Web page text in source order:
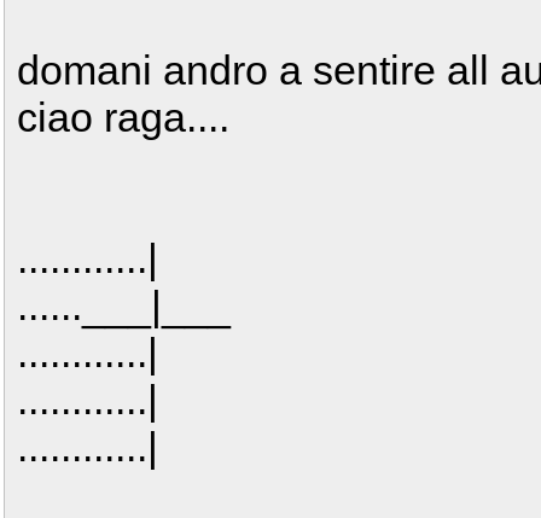
domani andro a sentire all
ciao raga....
............|
......___|___
............|
............|
............|